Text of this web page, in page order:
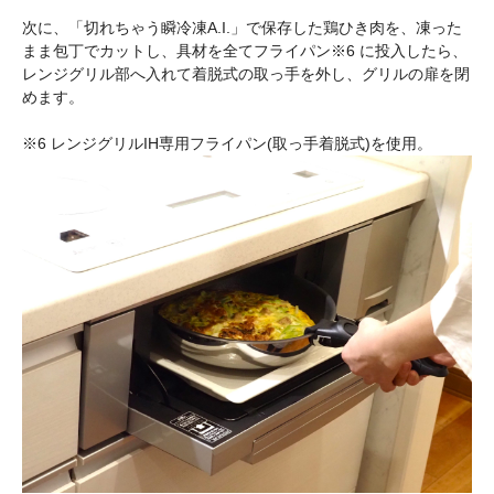
次に、「切れちゃう瞬冷凍A.I.」で保存した鶏ひき肉を、凍った
まま包丁でカットし、具材を全てフライパン※6 に投入したら、
レンジグリル部へ入れて着脱式の取っ手を外し、グリルの扉を閉
めます。
※6 レンジグリルIH専用フライパン(取っ手着脱式)を使用。